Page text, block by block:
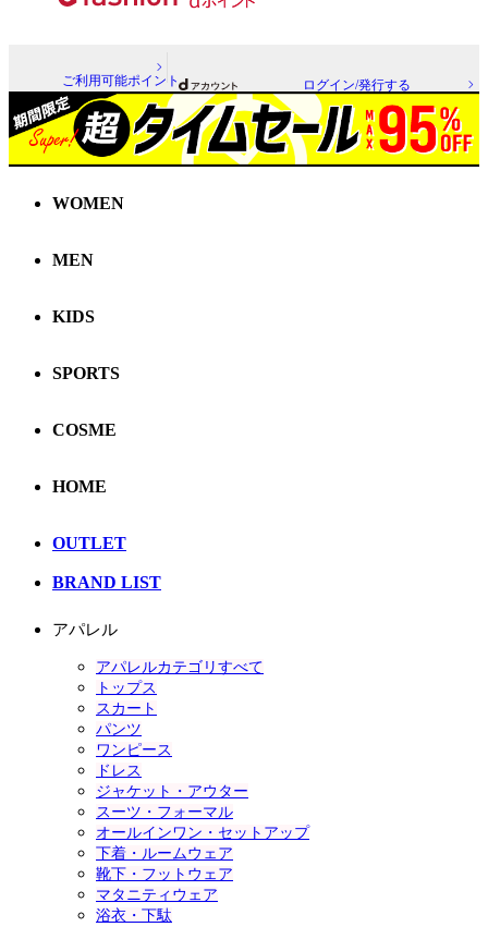
ご利用可能ポイント ログイン/発行する
WOMEN
MEN
KIDS
SPORTS
COSME
HOME
OUTLET
BRAND LIST
アパレル
アパレルカテゴリすべて
トップス
スカート
パンツ
ワンピース
ドレス
ジャケット・アウター
スーツ・フォーマル
オールインワン・セットアップ
下着・ルームウェア
靴下・フットウェア
マタニティウェア
浴衣・下駄